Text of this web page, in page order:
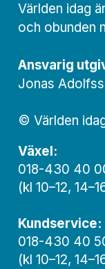
Världen idag
och obunden
Ansvarig
Jonas
© Världen
Växel:
018-430 40
(kl 10–12,
Kundservice:
018-430 40
(kl 10–12,